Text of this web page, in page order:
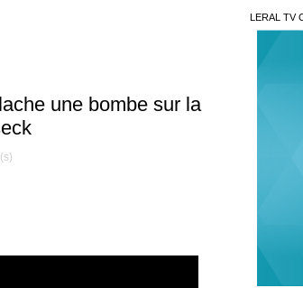
une bombe sur la
LERAL TV